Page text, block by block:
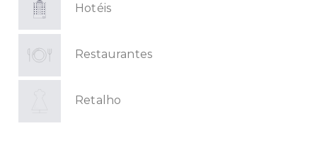
Hotéis
Restaurantes
Retalho